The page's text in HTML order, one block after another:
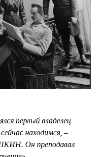
первый владелец
находимся, –
Он преподавал